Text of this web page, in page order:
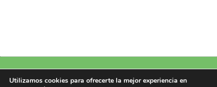
Política de Privacidad |Política de Cookies |Aviso Legal|Más información
Utilizamos cookies para ofrecerte la mejor experiencia en